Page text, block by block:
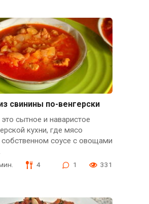
свинины по-венгерски
сытное и наваристое
кухни, где мясо
собственном соусе с овощами
4 1 331